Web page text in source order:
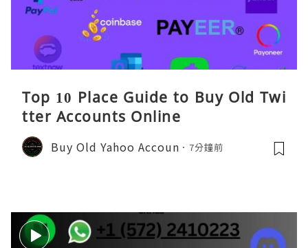
Top 10 Place Guide to Buy Old Twi
tter Accounts Online
Buy Old Yahoo Accoun 7分鐘前